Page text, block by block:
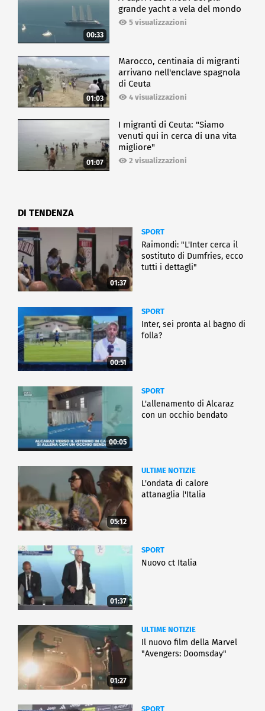
00:33
grande yacht a vela del mondo
5 visualizzazioni
01:03
Marocco, centinaia di migranti
arrivano nell'enclave spagnola
di Ceuta
4 visualizzazioni
01:07
I migranti di Ceuta: "Siamo
venuti qui in cerca di una vita
migliore"
2 visualizzazioni
DI TENDENZA
01:37
SPORT
Raimondi: "L'Inter cerca il
sostituto di Dumfries, ecco
tutti i dettagli"
00:51
SPORT
Inter, sei pronta al bagno di
folla?
00:05
SPORT
L'allenamento di Alcaraz
con un occhio bendato
05:12
ULTIME NOTIZIE
L'ondata di calore
attanaglia l'Italia
01:37
SPORT
Nuovo ct Italia
01:27
ULTIME NOTIZIE
Il nuovo film della Marvel
"Avengers: Doomsday"
SPORT